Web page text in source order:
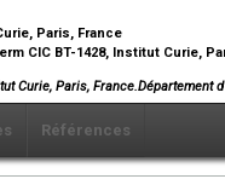
Paris, France
CIC BT-1428, Institut Curie,
Curie, Paris, France.Département
Références